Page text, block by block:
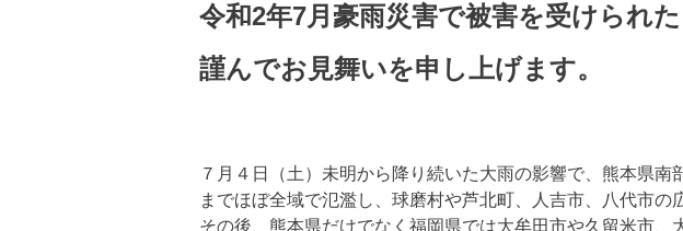
令和2年7月豪雨災害で被害を受けられ
謹んでお見舞いを申し上げます。
７月４日（土）未明から降り続いた大雨の影響で、熊本県
までほぼ全域で氾濫し、球磨村や芦北町、人吉市、八代市の
その後、熊本県だけでなく福岡県では大牟田市や久留米市、